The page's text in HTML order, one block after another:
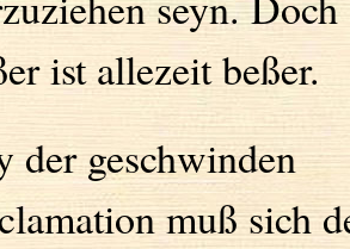
ist allezeit beßer.
der geschwinden
muß sich